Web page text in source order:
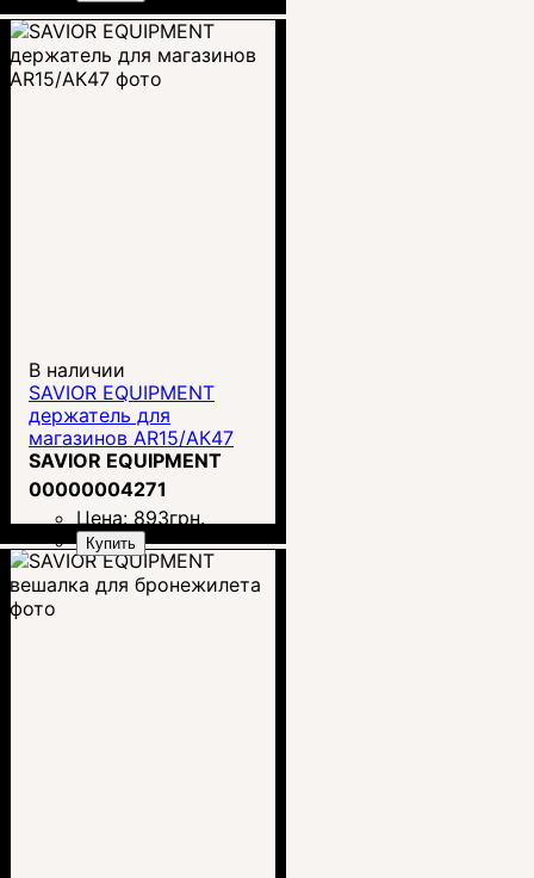
В наличии
SAVIOR EQUIPMENT
держатель для
магазинов AR15/АК47
SAVIOR EQUIPMENT
00000004271
Цена: 893грн.
Купить